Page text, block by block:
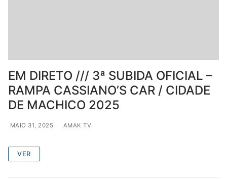
EM DIRETO /// 3ª SUBIDA OFICIAL –
RAMPA CASSIANO’S CAR / CIDADE
DE MACHICO 2025
MAIO 31, 2025 AMAK TV
VER